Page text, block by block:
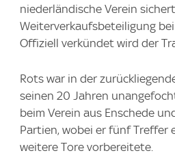
niederländische Verein
Weiterverkaufsbeteiligung
Offiziell verkündet wird der
Rots war in der
seinen 20 Jahren
beim Verein aus Enschede
Partien, wobei er fünf Treffer
weitere Tore vorbereitete.